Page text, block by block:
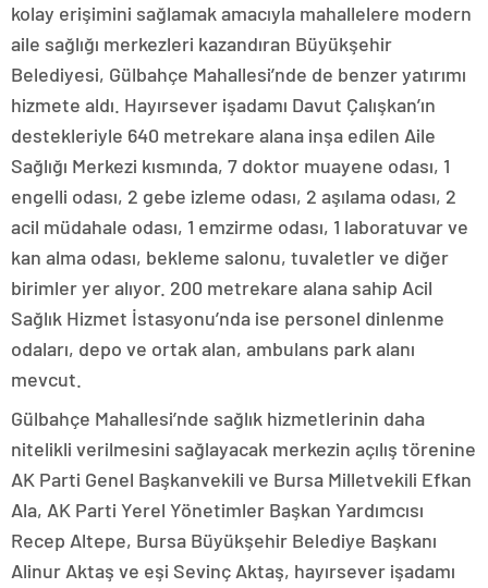
kolay erişimini sağlamak amacıyla mahallelere modern
aile sağlığı merkezleri kazandıran Büyükşehir
Belediyesi, Gülbahçe Mahallesi’nde de benzer yatırımı
hizmete aldı. Hayırsever işadamı Davut Çalışkan’ın
destekleriyle 640 metrekare alana inşa edilen Aile
Sağlığı Merkezi kısmında, 7 doktor muayene odası, 1
engelli odası, 2 gebe izleme odası, 2 aşılama odası, 2
acil müdahale odası, 1 emzirme odası, 1 laboratuvar ve
kan alma odası, bekleme salonu, tuvaletler ve diğer
birimler yer alıyor. 200 metrekare alana sahip Acil
Sağlık Hizmet İstasyonu’nda ise personel dinlenme
odaları, depo ve ortak alan, ambulans park alanı
mevcut.
Gülbahçe Mahallesi’nde sağlık hizmetlerinin daha
nitelikli verilmesini sağlayacak merkezin açılış törenine
AK Parti Genel Başkanvekili ve Bursa Milletvekili Efkan
Ala, AK Parti Yerel Yönetimler Başkan Yardımcısı
Recep Altepe, Bursa Büyükşehir Belediye Başkanı
Alinur Aktaş ve eşi Sevinç Aktaş, hayırsever işadamı